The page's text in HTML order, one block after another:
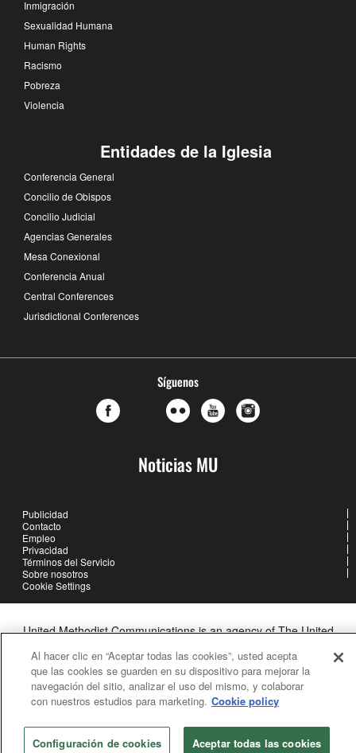
Inmigración
Sexualidad Humana
Human Rights
Racismo
Pobreza
Violencia
Entidades de la Iglesia
Conferencia General
Concilio de Obispos
Concilio Judicial
Agencias Generales
Mesa Conexional
Conferencia Anual
Central Conferences
Jurisdictional Conferences
Síguenos
Noticias MU
Publicidad
Contacto
Empleo
Privacidad
Términos del Servicio
Sobre nosotros
Cookie Settings
United Methodist Communications is an agency of The United
©2026United Methodist Communications. All Rights Reserved
Al hacer clic en “Aceptar todas las cookies”, usted acepta
que las cookies se guarden en su dispositivo para mejorar la
navegación del sitio, analizar el uso del mismo, y colaborar
con nuestros estudios para marketing. Cookie policy
Configuración de cookies Aceptar todas las cookies